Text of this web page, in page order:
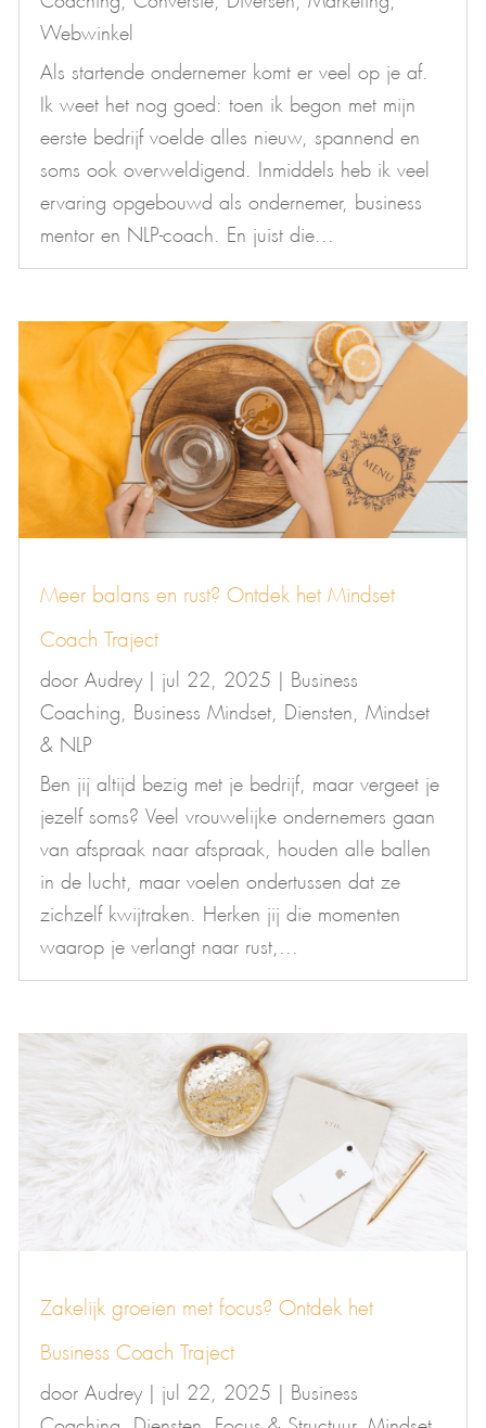
Webwinkel
Als startende ondernemer komt er veel op je af.
Ik weet het nog goed: toen ik begon met mijn
eerste bedrijf voelde alles nieuw, spannend en
soms ook overweldigend. Inmiddels heb ik veel
ervaring opgebouwd als ondernemer, business
mentor en NLP-coach. En juist die...
Meer balans en rust? Ontdek het Mindset
Coach Traject
door Audrey| jul 22, 2025 Business
Coaching Business Mindset, Diensten Mindset
& NLP
Ben jij altijd bezig met je bedrijf, maar vergeet je
jezelf soms? Veel vrouwelijke ondernemers gaan
van afspraak naar afspraak, houden alle ballen
in de lucht, maar voelen ondertussen dat ze
zichzelf kwijtraken. Herken jij die momenten
waarop je verlangt naar rust,...
Zakelijk groeien met focus? Ontdek het
Business Coach Traject
Audrey jul 22, 2025 Business
Coaching Diensten Focus & Structuur Mindset